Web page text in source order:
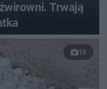
Trwają
10